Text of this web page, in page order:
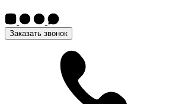
Заказать звонок